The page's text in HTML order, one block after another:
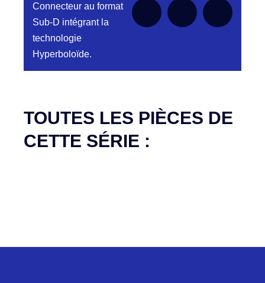
Connecteur au format
Sub-D intégrant la
technologie
Hyperboloïde.
TOUTES LES PIÈCES DE
CETTE SÉRIE :